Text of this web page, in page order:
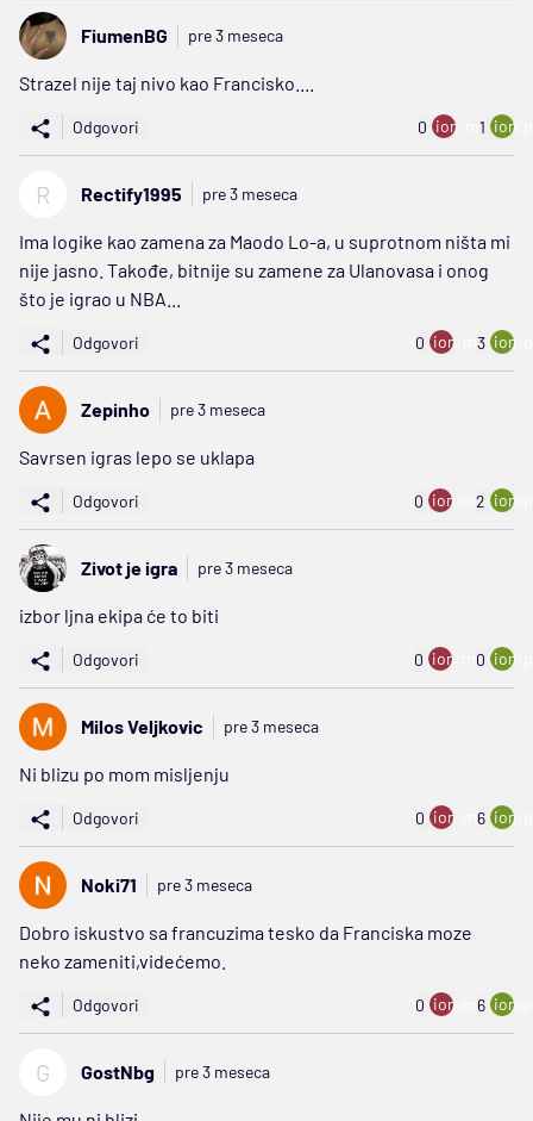
FiumenBG pre 3 meseca
Strazel nije taj nivo kao Francisko....
Odgovori 0 ion:minus
1
R Rectify1995 pre 3 meseca
Ima logike kao zamena za Maodo Lo-a, u suprotnom ništa mi
nije jasno. Takođe, bitnije su zamene za Ulanovasa i onog
što je igrao u NBA...
Odgovori 0 ion:minus
3
Zepinho pre 3 meseca
Savrsen igras lepo se uklapa
Odgovori 0 ion:minus
2
Zivot je igra pre 3 meseca
izbor ljna ekipa će to biti
Odgovori 0 ion:minus
0
Milos Veljkovic pre 3 meseca
Ni blizu po mom misljenju
Odgovori 0 ion:minus
6
Noki71 pre 3 meseca
Dobro iskustvo sa francuzima tesko da Franciska moze
neko zameniti,videćemo.
Odgovori 0 ion:minus
6
G GostNbg pre 3 meseca